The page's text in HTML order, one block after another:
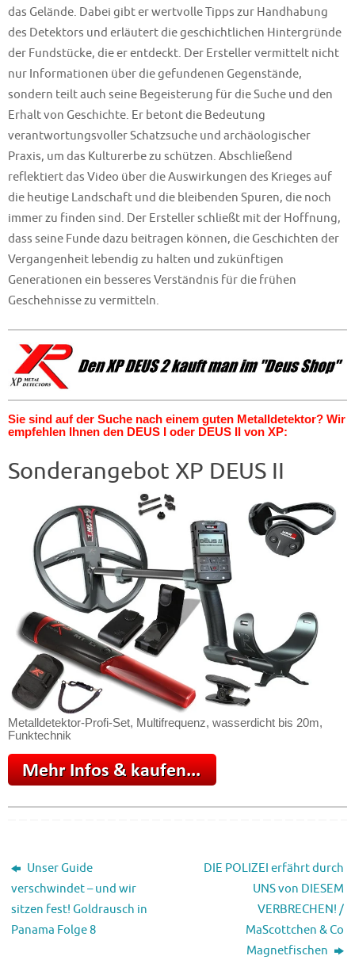
das Gelände. Dabei gibt er wertvolle Tipps zur Handhabung
des Detektors und erläutert die geschichtlichen Hintergründe
der Fundstücke, die er entdeckt. Der Ersteller vermittelt nicht
nur Informationen über die gefundenen Gegenstände,
sondern teilt auch seine Begeisterung für die Suche und den
Erhalt von Geschichte. Er betont die Bedeutung
verantwortungsvoller Schatzsuche und archäologischer
Praxis, um das Kulturerbe zu schützen. Abschließend
reflektiert das Video über die Auswirkungen des Krieges auf
die heutige Landschaft und die bleibenden Spuren, die noch
immer zu finden sind. Der Ersteller schließt mit der Hoffnung,
dass seine Funde dazu beitragen können, die Geschichten der
Vergangenheit lebendig zu halten und zukünftigen
Generationen ein besseres Verständnis für die frühen
Geschehnisse zu vermitteln.
Sie sind auf der Suche nach einem guten Metalldetektor? Wir
empfehlen Ihnen den DEUS I oder DEUS II von XP:
Sonderangebot XP DEUS II
Metalldetektor-Profi-Set, Multifrequenz, wasserdicht bis 20m,
Funktechnik
Unser Guide
verschwindet – und wir
sitzen fest! Goldrausch in
Panama Folge 8
DIE POLIZEI erfährt durch
UNS von DIESEM
VERBRECHEN! /
MaScottchen & Co
Magnetfischen